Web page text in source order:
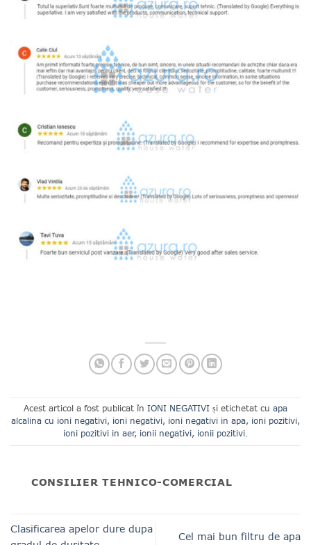
Acest articol a fost publicat în IONI NEGATIVI și etichetat cu apa
alcalina cu ioni negativi, ioni negativi, ioni negativi in apa, ioni pozitivi,
ioni pozitivi in aer, ionii negativi, ionii pozitivi.
CONSILIER TEHNICO-COMERCIAL
Clasificarea apelor dure dupa
Cel mai bun filtru de apa